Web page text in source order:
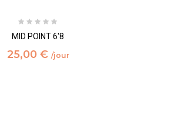
MID POINT 6'8
25,00 € /jour